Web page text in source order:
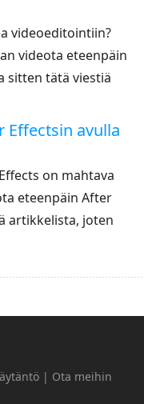
videoeditointiin?
videota eteenpäin
sitten tätä viestiä
Effectsin avulla
on mahtava
eteenpäin After
artikkelista, joten
| Ota meihin